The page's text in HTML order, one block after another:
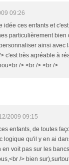
09:26
idée ces enfants et
particulièrement bien
ainsi avec
c'est très agréable à
/> <br /> <br />
2009 09:15
enfants, de toutes
logique qu'il y en ai
en voit pas sur les
/> bien